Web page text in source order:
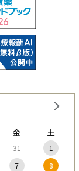
金 土
31
1
7
8